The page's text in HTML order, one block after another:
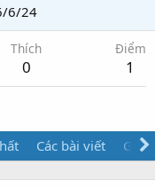
6/24
Thích
0
Điểm
1
Các bài viết Giới